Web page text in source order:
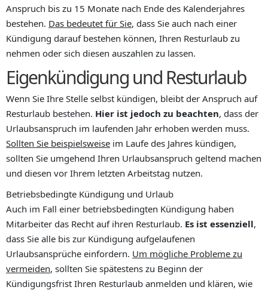
Anspruch bis zu 15 Monate nach Ende des Kalenderjahres
bestehen. Das bedeutet für Sie, dass Sie auch nach einer
Kündigung darauf bestehen können, Ihren Resturlaub zu
nehmen oder sich diesen auszahlen zu lassen.
Eigenkündigung und Resturlaub
Wenn Sie Ihre Stelle selbst kündigen, bleibt der Anspruch auf
Resturlaub bestehen. Hier ist jedoch zu beachten, dass der
Urlaubsanspruch im laufenden Jahr erhoben werden muss.
Sollten Sie beispielsweise im Laufe des Jahres kündigen,
sollten Sie umgehend Ihren Urlaubsanspruch geltend machen
und diesen vor Ihrem letzten Arbeitstag nutzen.
Betriebsbedingte Kündigung und Urlaub
Auch im Fall einer betriebsbedingten Kündigung haben
Mitarbeiter das Recht auf ihren Resturlaub. Es ist essenziell,
dass Sie alle bis zur Kündigung aufgelaufenen
Urlaubsansprüche einfordern. Um mögliche Probleme zu
vermeiden, sollten Sie spätestens zu Beginn der
Kündigungsfrist Ihren Resturlaub anmelden und klären, wie